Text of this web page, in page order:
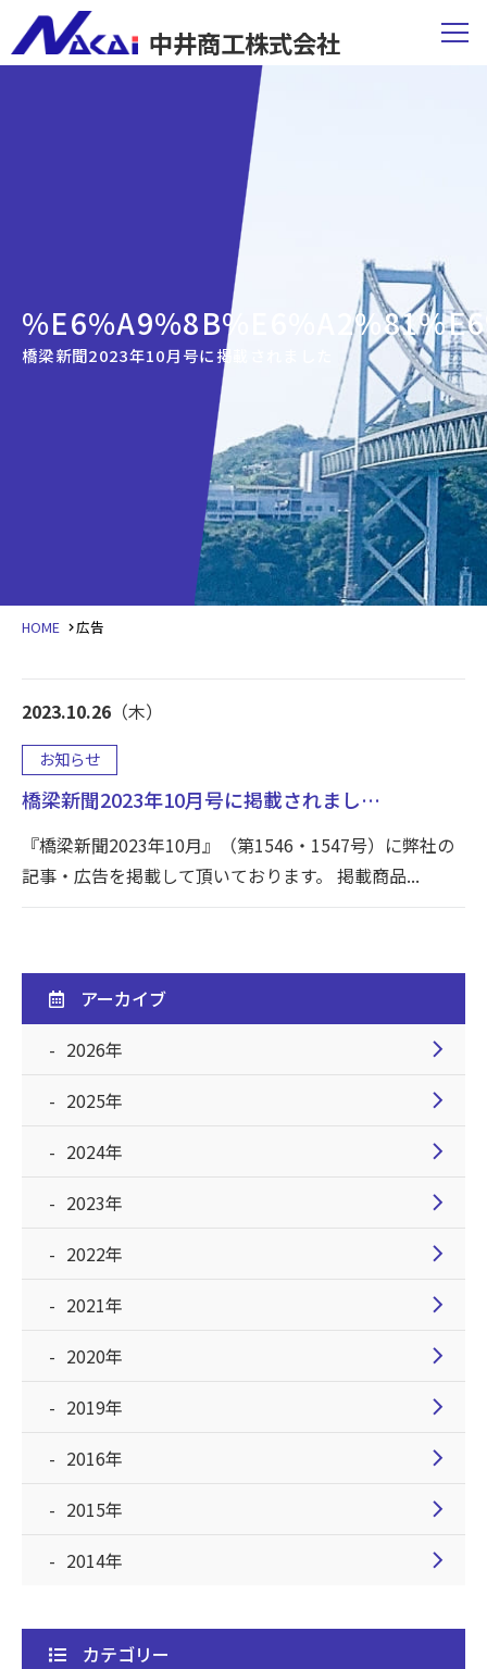
中井商工株式会社
橋梁新聞2023年10月号に掲載されました
HOME 広告
2023.10.26 （木）
お知らせ
橋梁新聞2023年10月号に掲載されまし…
『橋梁新聞2023年10月』（第1546・1547号）に弊社の
記事・広告を掲載して頂いております。 掲載商品...
アーカイブ
2026年
chevron_right
2025年 chevron_right
2024年 chevron_right
2023年 chevron_right
2022年 chevron_right
2021年 chevron_right
2020年 chevron_right
2019年 chevron_right
2016年 chevron_right
2015年 chevron_right
2014年 chevron_right
カテゴリー